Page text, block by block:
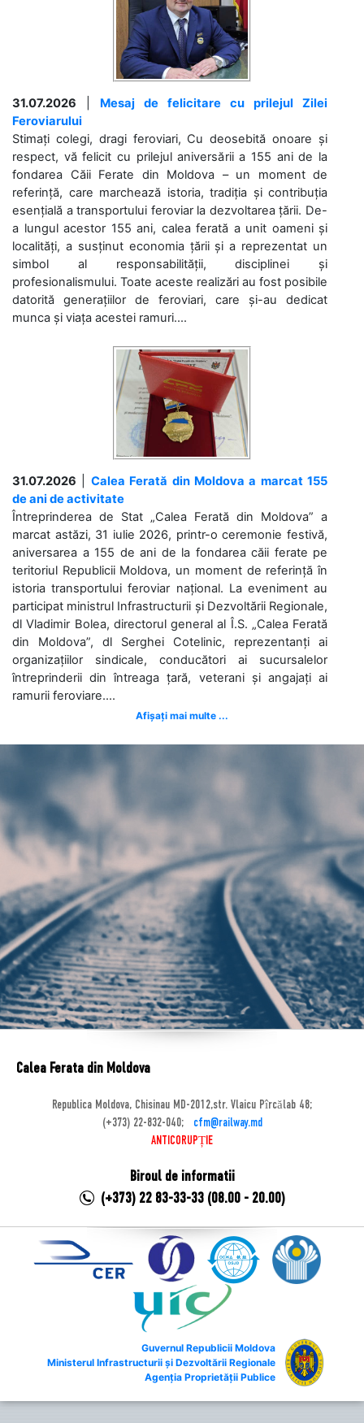
31.07.2026
Mesaj de felicitare cu prilejul Zilei
Feroviarului
Stimați colegi, dragi feroviari, Cu deosebită onoare și
respect, vă felicit cu prilejul aniversării a 155 ani de la
fondarea Căii Ferate din Moldova – un moment de
referință, care marchează istoria, tradiția și contribuția
esențială a transportului feroviar la dezvoltarea țării. De-
a lungul acestor 155 ani, calea ferată a unit oameni și
localități, a susținut economia țării și a reprezentat un
simbol al responsabilității, disciplinei și
profesionalismului. Toate aceste realizări au fost posibile
datorită generațiilor de feroviari, care și-au dedicat
munca și viața acestei ramuri....
31.07.2026
Calea Ferată din Moldova a marcat 155
de ani de activitate
Întreprinderea de Stat „Calea Ferată din Moldova” a
marcat astăzi, 31 iulie 2026, printr-o ceremonie festivă,
aniversarea a 155 de ani de la fondarea căii ferate pe
teritoriul Republicii Moldova, un moment de referință în
istoria transportului feroviar național. La eveniment au
participat ministrul Infrastructurii și Dezvoltării Regionale,
dl Vladimir Bolea, directorul general al Î.S. „Calea Ferată
din Moldova”, dl Serghei Cotelinic, reprezentanți ai
organizațiilor sindicale, conducători ai sucursalelor
întreprinderii din întreaga țară, veterani și angajați ai
ramurii feroviare....
Afișați mai multe ...
Calea Ferata din Moldova
Republica Moldova, Chisinau MD-2012,str. Vlaicu Pîrcălab 48;
(+373) 22-832-040;
cfm@railway.md
ANTICORUPȚIE
Biroul de informatii
(+373) 22 83-33-33 (08.00 - 20.00)
Guvernul Republicii Moldova
Ministerul Infrastructurii și Dezvoltării Regionale
Agenția Proprietății Publice